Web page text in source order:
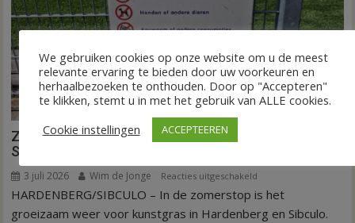
Zomerstop is tijd voor kunstgras in Hardenberg en
Sibculo
3 juli 2026 Wim de Jonge Reacties uitgeschakeld
Zomerstop
is
HARDENBERG/SIBCULO – In de zomerstop is het
groeizaam weer voor kunstgras in Hardenberg en Sibculo.
We gebruiken cookies op onze website om u de meest
relevante ervaring te bieden door uw voorkeuren en
herhaalbezoeken te onthouden. Door op "Accepteren"
te klikken, stemt u in met het gebruik van ALLE cookies.
Cookie instellingen
ACCEPTEEREN